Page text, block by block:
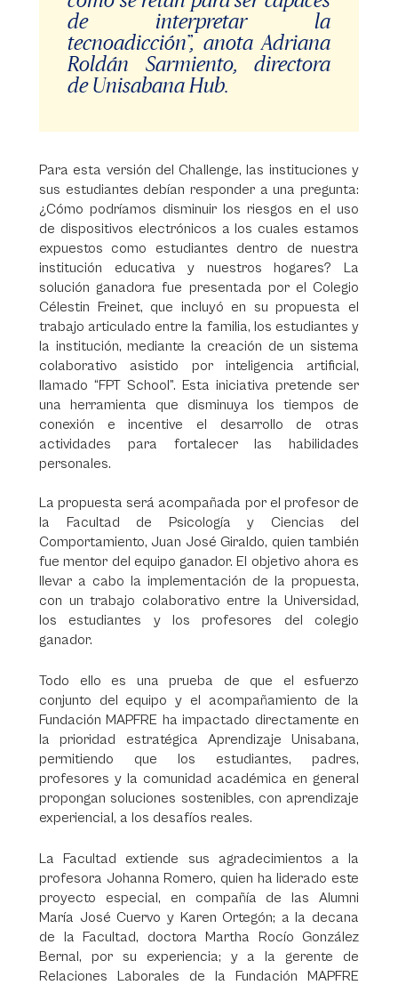
de interpretar la
tecnoadicción”, anota Adriana
Roldán Sarmiento, directora
de Unisabana Hub.
Para esta versión del Challenge, las instituciones y
sus estudiantes debían responder a una pregunta:
¿Cómo podríamos disminuir los riesgos en el uso
de dispositivos electrónicos a los cuales estamos
expuestos como estudiantes dentro de nuestra
institución educativa y nuestros hogares? La
solución ganadora fue presentada por el Colegio
Célestin Freinet, que incluyó en su propuesta el
trabajo articulado entre la familia, los estudiantes y
la institución, mediante la creación de un sistema
colaborativo asistido por inteligencia artificial,
llamado “FPT School”. Esta iniciativa pretende ser
una herramienta que disminuya los tiempos de
conexión e incentive el desarrollo de otras
actividades para fortalecer las habilidades
personales.
La propuesta será acompañada por el profesor de
la Facultad de Psicología y Ciencias del
Comportamiento, Juan José Giraldo, quien también
fue mentor del equipo ganador. El objetivo ahora es
llevar a cabo la implementación de la propuesta,
con un trabajo colaborativo entre la Universidad,
los estudiantes y los profesores del colegio
ganador.
Todo ello es una prueba de que el esfuerzo
conjunto del equipo y el acompañamiento de la
Fundación MAPFRE ha impactado directamente en
la prioridad estratégica Aprendizaje Unisabana,
permitiendo que los estudiantes, padres,
profesores y la comunidad académica en general
propongan soluciones sostenibles, con aprendizaje
experiencial, a los desafíos reales.
La Facultad extiende sus agradecimientos a la
profesora Johanna Romero, quien ha liderado este
proyecto especial, en compañía de las Alumni
María José Cuervo y Karen Ortegón; a la decana
de la Facultad, doctora Martha Rocío González
Bernal, por su experiencia; y a la gerente de
Relaciones Laborales de la Fundación MAPFRE